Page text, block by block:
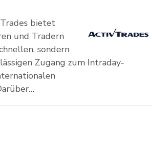
bietet
und Tradern
sondern
Zugang zum Intraday-